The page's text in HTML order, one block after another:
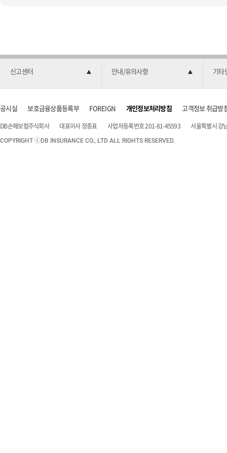
신고센터 안내/유의사항 기타
공시실 보호금융상품등록부 FOREIGN 개인정보처리방침 고객정보 취급방
DB손해보험주식회사 대표이사 정종표 사업자등록번호 201-81-45593 서울특별시 강
COPYRIGHT ⓒDB INSURANCE CO., LTD ALL RIGHTS RESERVED.